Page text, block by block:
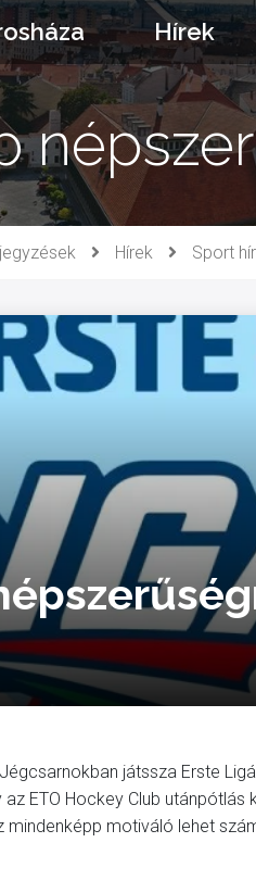
Hírek
Hírek Sport
játssza Erste
ETO Hockey Club utánpótlás
mindenképp motiváló lehet